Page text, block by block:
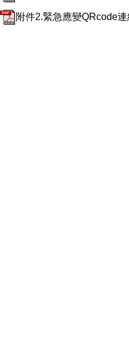
附件2.緊急應變QRcode